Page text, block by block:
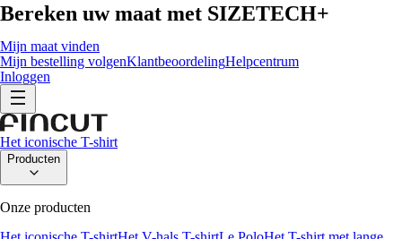
Bereken uw maat met SIZETECH+
Mijn maat vinden
Mijn bestelling volgenKlantbeoordelingHelpcentrum
Inloggen
Het iconische T-shirt
Producten
Onze producten